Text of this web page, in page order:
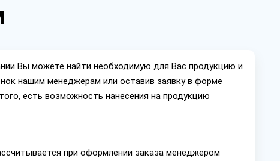
Вы можете найти необходимую для Вас продукцию и
нашим менеджерам или оставив заявку в форме
есть возможность нанесения на продукцию
при оформлении заказа менеджером